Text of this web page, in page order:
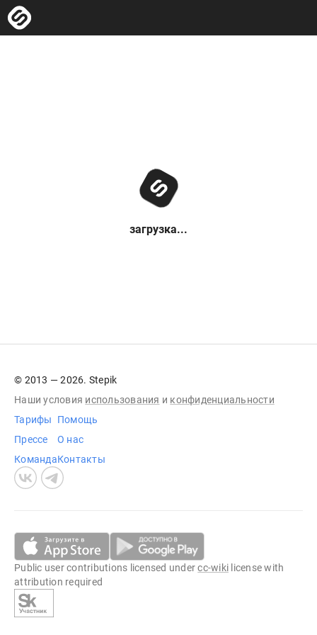
загрузка...
© 2013 — 2026. Stepik
Наши условия использования и конфиденциальности
Тарифы
Прессе
Команда
Помощь
О нас
Контакты
Public user contributions licensed undercc-wiki license with
attribution required